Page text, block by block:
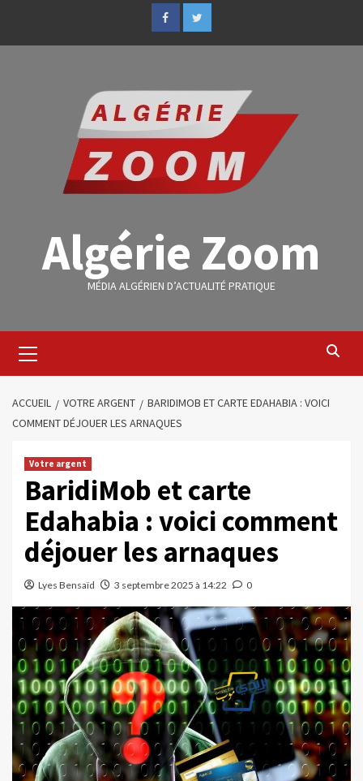
Algérie Zoom
MÉDIA ALGÉRIEN D’ACTUALITÉ PRATIQUE
ACCUEIL VOTRE ARGENT
BARIDIMOB ET CARTE EDAHABIA : VOICI
COMMENT DÉJOUER LES ARNAQUES
Votre argent
BaridiMob et carte
Edahabia : voici comment
déjouer les arnaques
Lyes Bensaïd 3 septembre 2025 à 14:22 0